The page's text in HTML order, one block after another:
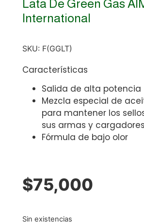
Lata De Green Gas
International
SKU: F(GGLT)
Características
Salida de alta potencia
Mezcla especial de
para mantener los
sus armas y
Fórmula de bajo olor
$75,000
Sin existencias